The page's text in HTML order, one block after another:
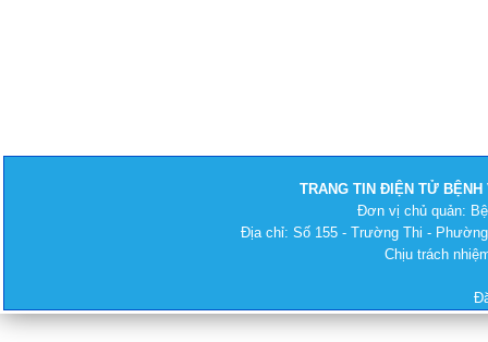
TRANG TIN ĐIỆN TỬ BỆNH
Đơn vị chủ quản:
Địa chỉ: Số 155 - Trường Thi -
Chịu trách